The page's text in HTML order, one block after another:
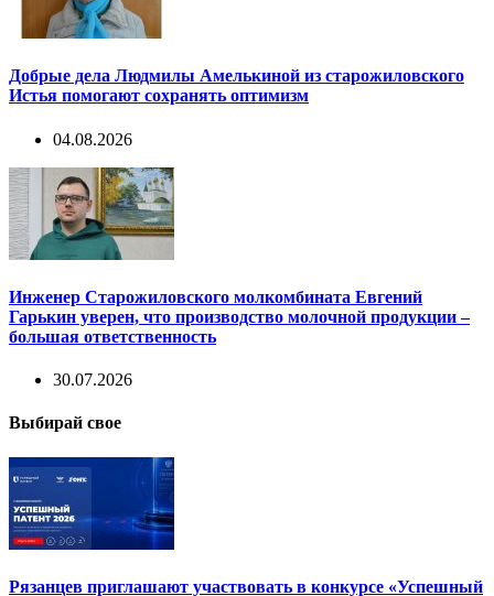
Добрые дела Людмилы Амелькиной из старожиловского
Истья помогают сохранять оптимизм
04.08.2026
Инженер Старожиловского молкомбината Евгений
Гарькин уверен, что производство молочной продукции –
большая ответственность
30.07.2026
Выбирай свое
Рязанцев приглашают участвовать в конкурсе «Успешный